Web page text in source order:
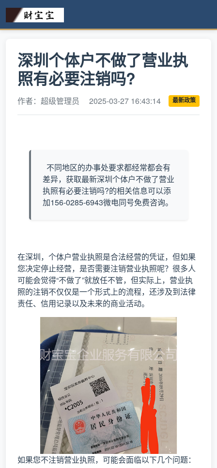
深圳个体户不做了营业执
照有必要注销吗?
作者：超级管理员 2025-03-27 16:43:14 最新政策
不同地区的办事处要求都经常都会有
差异，获取最新深圳个体户不做了营业
执照有必要注销吗?的相关信息可以添
加156-0285-6943微电同号免费咨询。
在深圳，个体户营业执照是合法经营的凭证，但如果
您决定停止经营，是否需要注销营业执照呢？很多人
可能会觉得“不做了”就放任不管，但实际上，营业执
照的注销不仅仅是一个形式上的流程，还涉及到法律
责任、信用记录以及未来的商业活动。
如果您不注销营业执照，可能会面临以下几个问题：